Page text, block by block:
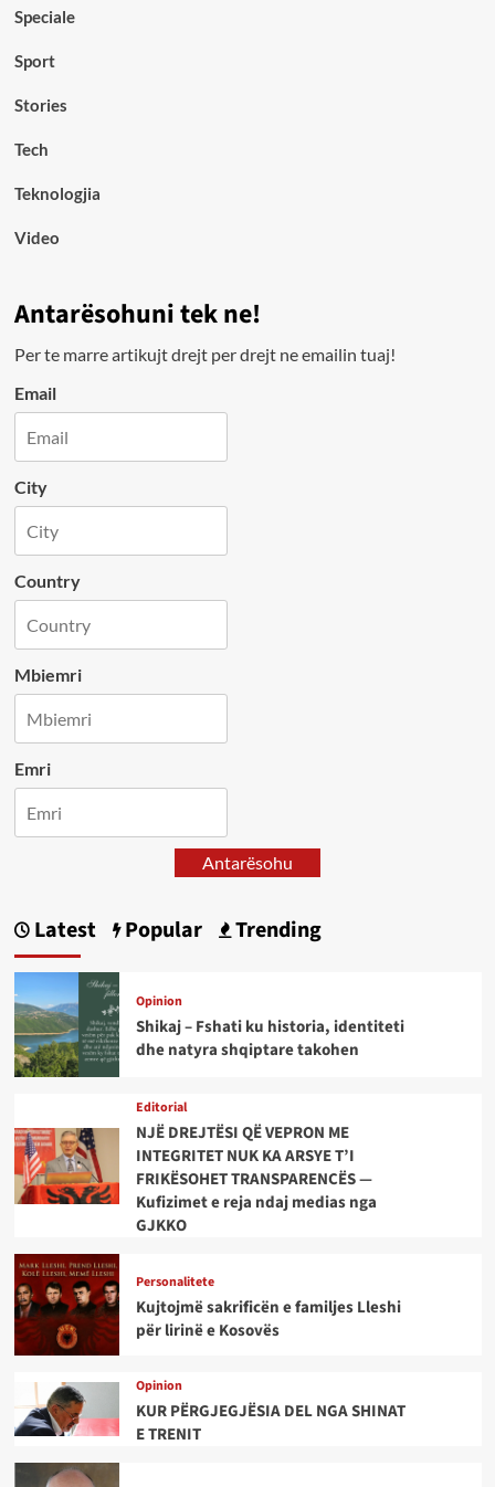
Speciale
Sport
Stories
Tech
Teknologjia
Video
Antarësohuni tek ne!
Per te marre artikujt drejt per drejt ne emailin tuaj!
Email
City
Country
Mbiemri
Emri
Antarësohu
Latest Popular Trending
Opinion
Shikaj – Fshati ku historia, identiteti
dhe natyra shqiptare takohen
Editorial
NJË DREJTËSI QË VEPRON ME
INTEGRITET NUK KA ARSYE T’I
FRIKËSOHET TRANSPARENCËS —
Kufizimet e reja ndaj medias nga
GJKKO
Personalitete
Kujtojmë sakrificën e familjes Lleshi
për lirinë e Kosovës
Opinion
KUR PËRGJEGJËSIA DEL NGA SHINAT
E TRENIT